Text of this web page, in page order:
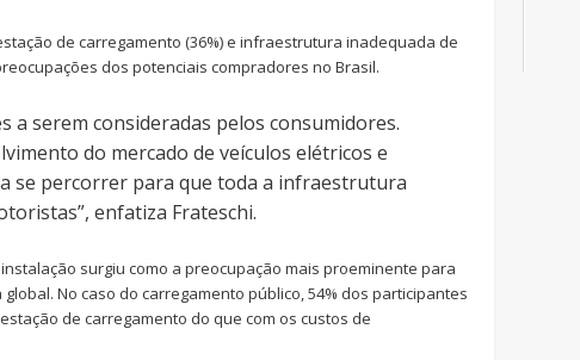
de carregamento (36%) e infraestrutura inadequada de
dos potenciais compradores no Brasil.
a serem consideradas pelos consumidores.
do mercado de veículos elétricos e
se percorrer para que toda a infraestrutura
enfatiza Frateschi.
surgiu como a preocupação mais proeminente para
No caso do carregamento público, 54% dos participantes
de carregamento do que com os custos de